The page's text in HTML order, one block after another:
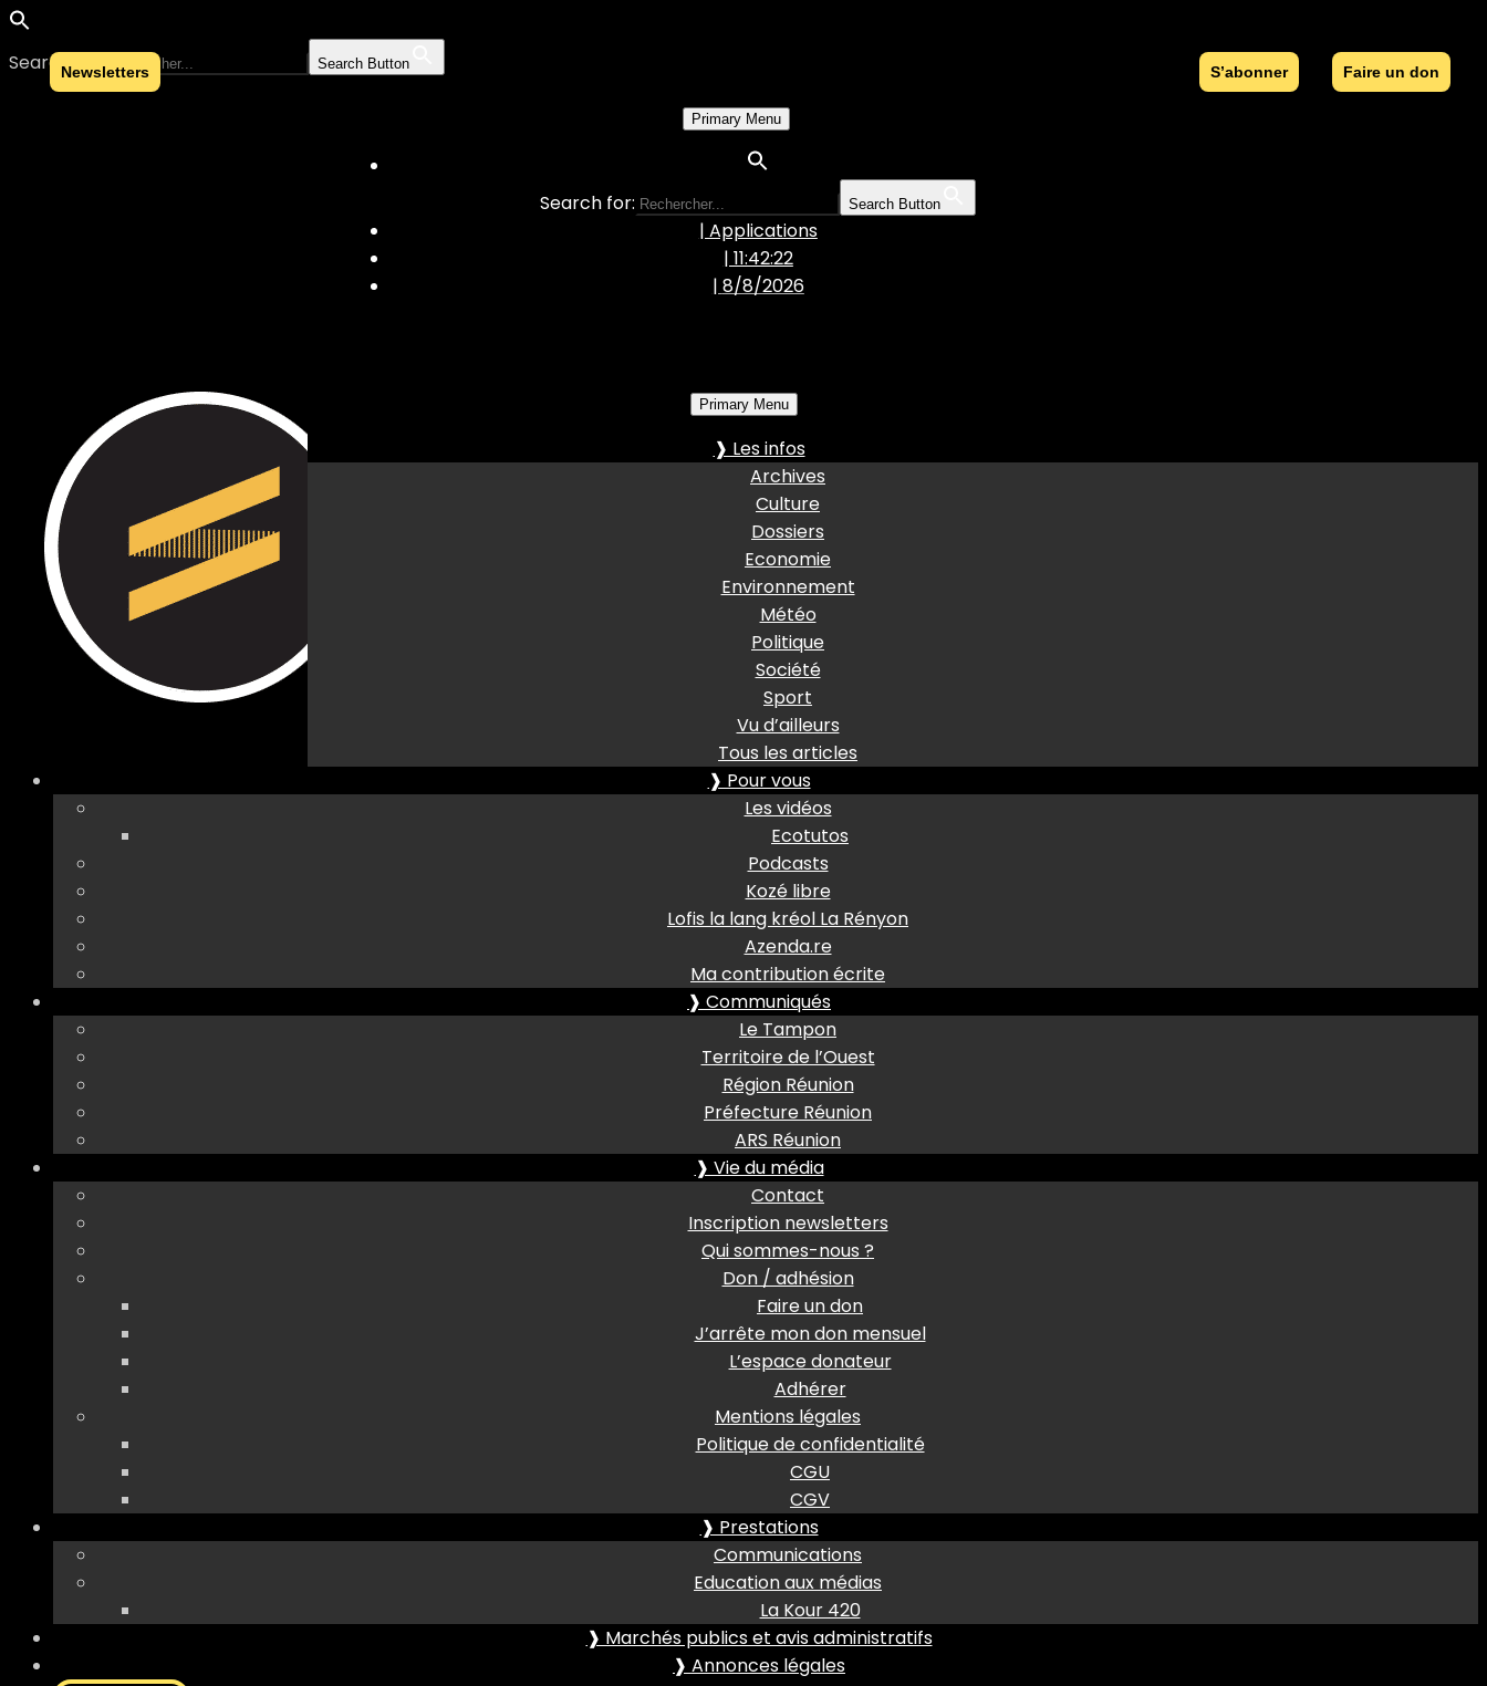
Search for: Search Button
Skip to content
Primary Menu
Search for: Search Button
| Applications
| 11:42:23
| 8/8/2026
Primary Menu
❱ Les infos
Archives
Culture
Dossiers
Economie
Environnement
Météo
Politique
Société
Sport
Vu d’ailleurs
Tous les articles
❱ Pour vous
Les vidéos
Ecotutos
Podcasts
Kozé libre
Lofis la lang kréol La Rényon
Azenda.re
Ma contribution écrite
❱ Communiqués
Le Tampon
Territoire de l’Ouest
Région Réunion
Préfecture Réunion
ARS Réunion
❱ Vie du média
Contact
Inscription newsletters
Qui sommes-nous ?
Don / adhésion
Faire un don
J’arrête mon don mensuel
L’espace donateur
Adhérer
Mentions légales
Politique de confidentialité
CGU
CGV
❱ Prestations
Communications
Education aux médias
La Kour 420
❱ Marchés publics et avis administratifs
❱ Annonces légales
S’abonner Faire un don
Newsletters